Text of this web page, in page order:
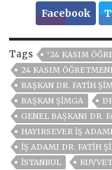
Facebook
Tags ‘24 KASIM
24 KASIM
BAŞKAN DR. FATİH
BAŞKAN ŞİMGA
GENEL BAŞKANI DR.
HAYIRSEVER IŞ
IŞ ADAMI DR. FATIH
ISTANBUL